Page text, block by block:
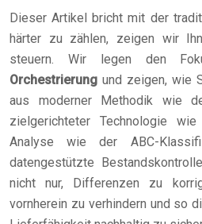
Dieser Artikel bricht mit der
härter zu zählen, zeigen wir
steuern. Wir legen den
Orchestrierung und zeigen, wie
aus moderner Methodik wie
zielgerichteter Technologie
Analyse wie der ABC-
datengestützte
nicht nur, Differenzen zu
vornherein zu verhindern und so